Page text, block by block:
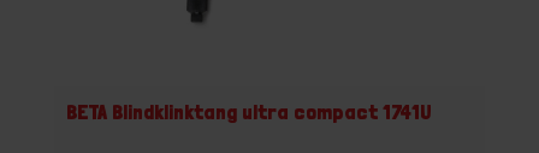
BETA Blindklinktang ultra compact 1741U